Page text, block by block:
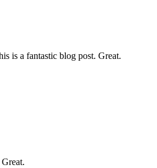
is a fantastic blog post. Great.